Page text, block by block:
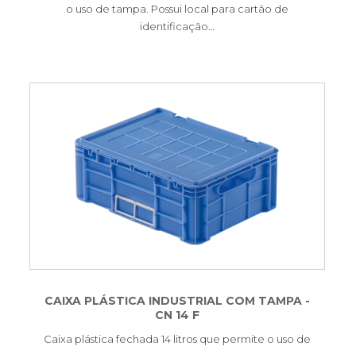
o uso de tampa. Possui local para cartão de
identificação…
CAIXA PLÁSTICA INDUSTRIAL COM TAMPA -
CN 14 F
Caixa plástica fechada 14 litros que permite o uso de